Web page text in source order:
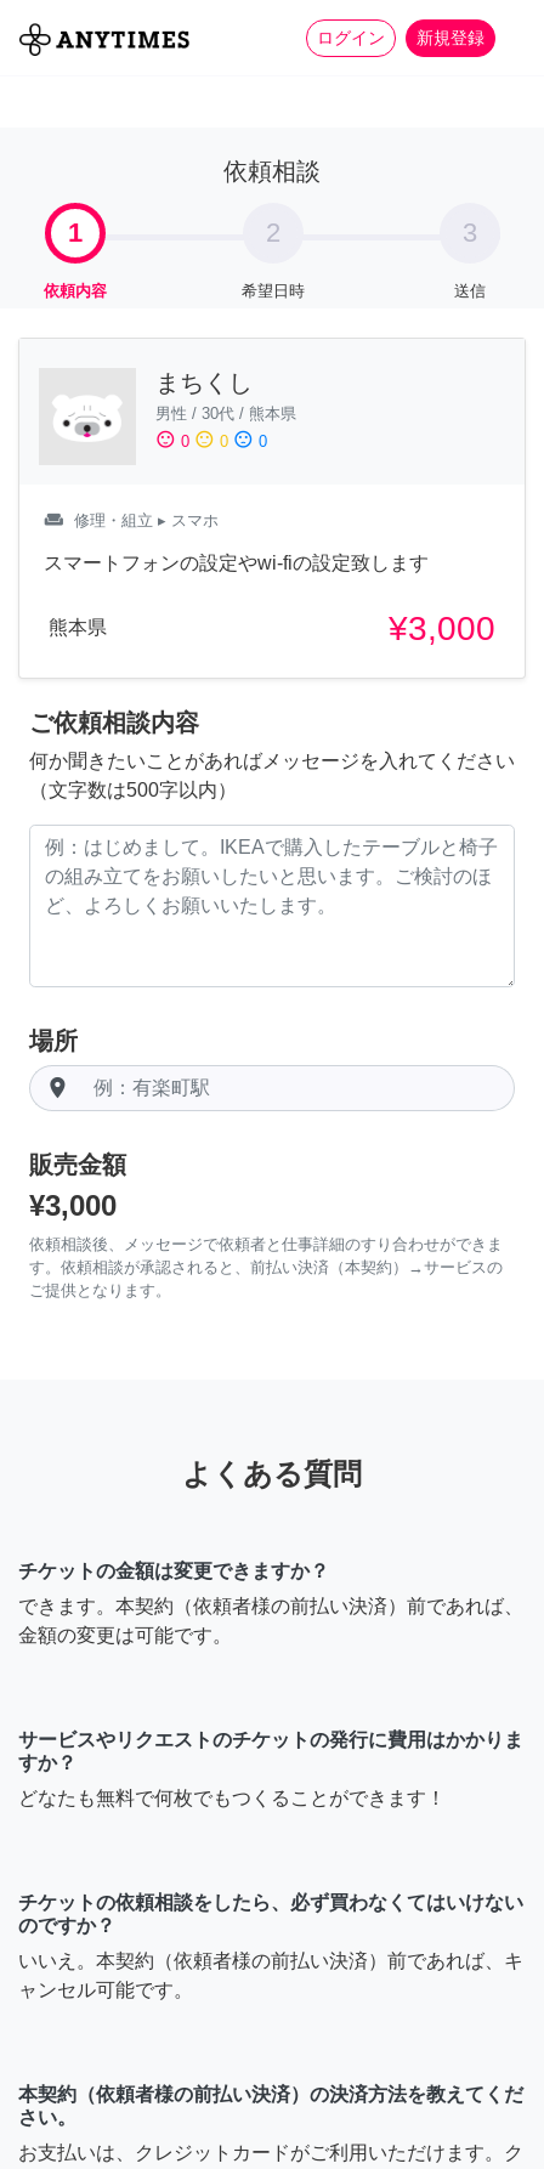
ログイン 新規登録
全て 家事 more_horiz
依頼相談
1
依頼内容
2
希望日時
3
送信
まちくし
男性 / 30代 / 熊本県
sentiment_satisfied 0 sentiment_neutral 0 sentiment_dissatisfied 0
weekend 修理・組立 ▸ スマホ
スマートフォンの設定やwi-fiの設定致します
熊本県 ¥3,000
ご依頼相談内容
何か聞きたいことがあればメッセージを入れてください
（文字数は500字以内）
場所
room
販売金額
¥3,000
依頼相談後、メッセージで依頼者と仕事詳細のすり合わせができま
す。依頼相談が承認されると、前払い決済（本契約）→サービスの
ご提供となります。
よくある質問
チケットの金額は変更できますか？
できます。本契約（依頼者様の前払い決済）前であれば、
金額の変更は可能です。
サービスやリクエストのチケットの発行に費用はかかりま
すか？
どなたも無料で何枚でもつくることができます！
チケットの依頼相談をしたら、必ず買わなくてはいけない
のですか？
いいえ。本契約（依頼者様の前払い決済）前であれば、キ
ャンセル可能です。
本契約（依頼者様の前払い決済）の決済方法を教えてくだ
さい。
お支払いは、クレジットカードがご利用いただけます。ク